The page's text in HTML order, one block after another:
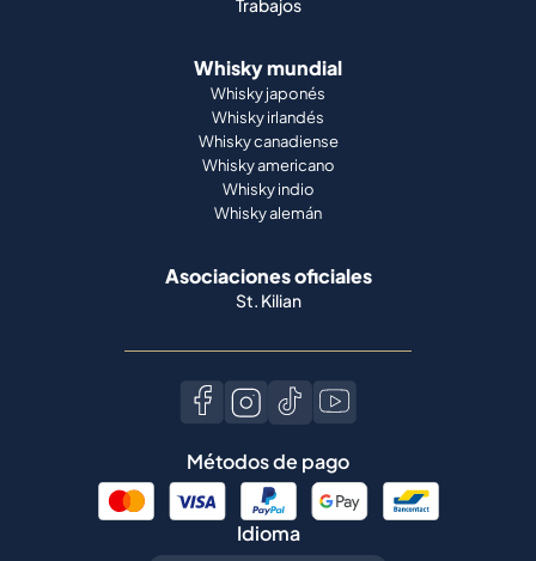
Trabajos
Whisky mundial
Whisky japonés
Whisky irlandés
Whisky canadiense
Whisky americano
Whisky indio
Whisky alemán
Asociaciones oficiales
St. Kilian
Métodos de pago
Idioma